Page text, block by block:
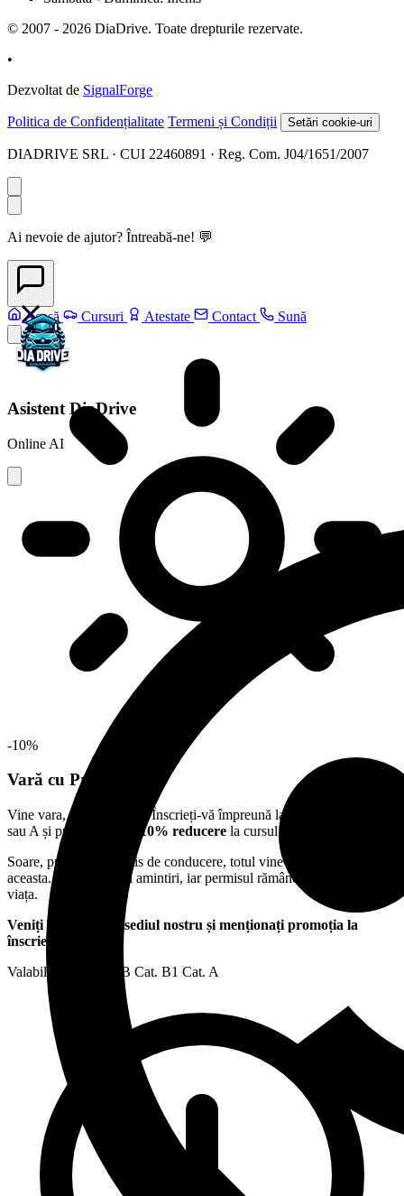
© 2007 - 2026 DiaDrive. Toate drepturile rezervate.
•
Dezvoltat de SignalForge
Politica de Confidențialitate Termeni și Condiții Setări cookie-uri
DIADRIVE SRL · CUI 22460891 · Reg. Com. J04/1651/2007
Ai nevoie de ajutor? Întreabă-ne! 💬
Asistent DiaDrive
Online AI
Acasă Cursuri Atestate Contact Sună
-10%
Vară cu Prietenii
Vine vara, vin amintirile. Înscrieți-vă împreună la categoria B, B1
sau A și primiți
fiecare 10% reducere la cursul complet.
Soare, prieteni și permis de conducere, totul vine la pachet vara
aceasta. Lecțiile devin amintiri, iar permisul rămâne pentru toată
viața.
Veniți împreună la sediul nostru și menționați promoția la
înscriere.
Valabil pentru:
Cat. B Cat. B1 Cat. A